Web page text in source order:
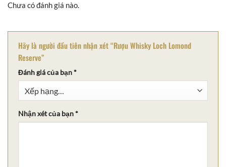
Chưa có đánh giá nào.
Hãy là người đầu tiên nhận xét “Rượu Whisky Loch Lomond
Reserve”
Đánh giá của bạn*
Nhận xét của bạn*